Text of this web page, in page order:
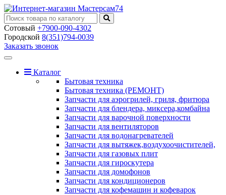
Сотовый +7900-090-4302
Городской 8(351)794-0039
Заказать звонок
Toggle
navigationКаталог
Бытовая техника
Бытовая техника (РЕМОНТ)
Запчасти для аэрогрилей, гриля, фритюра
Запчасти для блендера, миксера,комбайна
Запчасти для варочной поверхности
Запчасти для вентиляторов
Запчасти для водонагревателей
Запчасти для вытяжек,воздухоочистителей,
Запчасти для газовых плит
Запчасти для гироскутера
Запчасти для домофонов
Запчасти для кондиционеров
Запчасти для кофемашин и кофеварок